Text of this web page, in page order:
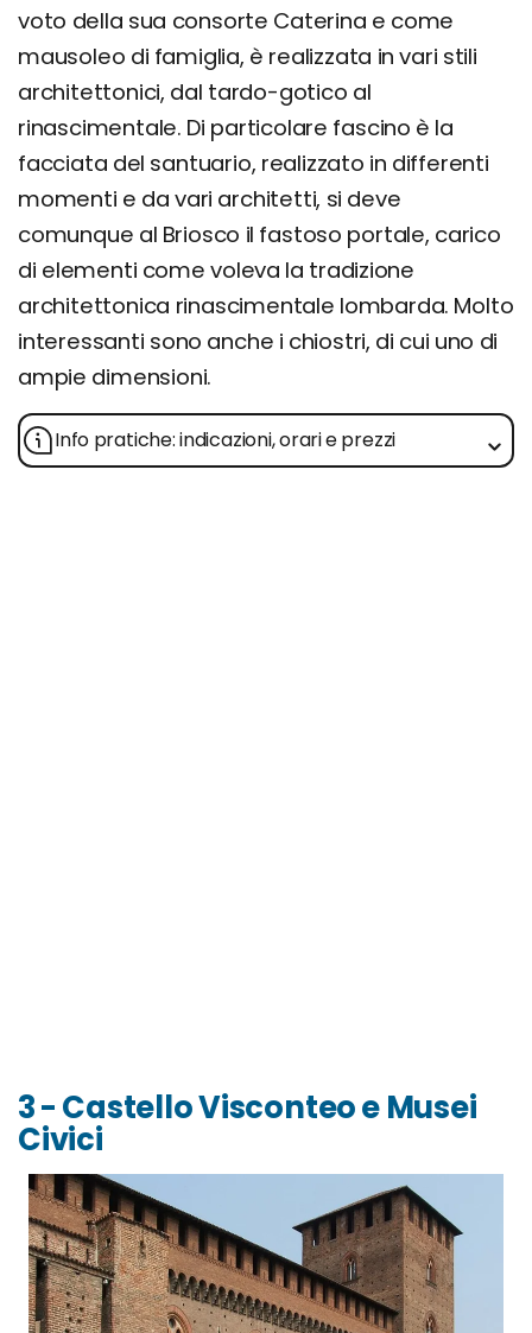
voto della sua consorte Caterina e come
mausoleo di famiglia, è realizzata in vari stili
architettonici, dal tardo-gotico al
rinascimentale. Di particolare fascino è la
facciata del santuario, realizzato in differenti
momenti e da vari architetti, si deve
comunque al Briosco il fastoso portale, carico
di elementi come voleva la tradizione
architettonica rinascimentale lombarda. Molto
interessanti sono anche i chiostri, di cui uno di
ampie dimensioni.
Info pratiche: indicazioni, orari e prezzi
3 - Castello Visconteo e Musei
Civici